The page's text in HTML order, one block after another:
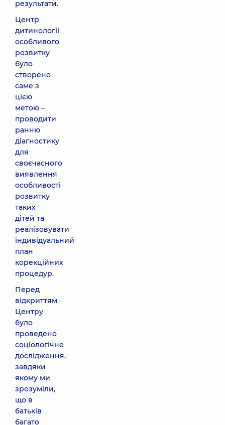
результати.
Центр
дитинологіі
особливого
розвитку
було
створено
саме з
цією
метою –
проводити
ранню
діагностику
для
своєчасного
виявлення
особливості
розвитку
таких
дітей та
реалізовувати
індивідуальний
план
корекційних
процедур.
Перед
відкриттям
Центру
було
проведено
соціологічне
дослідження,
завдяки
якому ми
зрозуміли,
що в
батьків
багато